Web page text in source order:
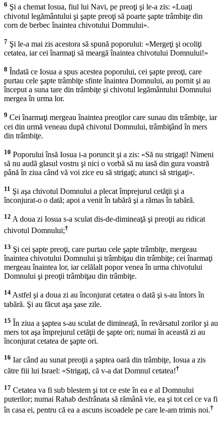
6 Şi a chemat Iosua, fiul lui Navi, pe preoţi şi le-a zis: «Luaţi
chivotul legământului şi şapte preoţi să poarte şapte trâmbiţe din
corn de berbec înaintea chivotului Domnului».
7 Şi le-a mai zis acestora să spună poporului: «Mergeţi şi ocoliţi
cetatea, iar cei înarmaţi să meargă înaintea chivotului Domnului!»
8 Îndată ce Iosua a spus acestea poporului, cei şapte preoţi, care
purtau cele şapte trâmbiţe sfinte înaintea Domnului, au pornit şi au
început a suna tare din trâmbiţe şi chivotul legământului Domnului
mergea în urma lor.
9 Cei înarmaţi mergeau înaintea preoţilor care sunau din trâmbiţe, iar
cei din urmă veneau după chivotul Domnului, trâmbiţând în mers
din trâmbiţe.
10 Poporului însă Iosua i-a poruncit şi a zis: «Să nu strigaţi! Nimeni
să nu audă glasul vostru şi nici o vorbă să nu iasă din gura voastră
până în ziua când vă voi zice eu să strigaţi; atunci să strigaţi».
11 Şi aşa chivotul Domnului a plecat împrejurul cetăţii şi a
înconjurat-o o dată; apoi a venit în tabără şi a rămas în tabără.
12 A doua zi Iosua s-a sculat dis-de-dimineaţă şi preoţii au ridicat
chivotul Domnului;†
13 Şi cei şapte preoţi, care purtau cele şapte trâmbiţe, mergeau
înaintea chivotului Domnului şi trâmbiţau din trâmbiţe; cei înarmaţi
mergeau înaintea lor, iar celălalt popor venea în urma chivotului
Domnului şi preoţii trâmbiţau din trâmbiţe.
14 Astfel şi a doua zi au înconjurat cetatea o dată şi s-au întors în
tabără. Şi au făcut aşa şase zile.
15 În ziua a şaptea s-au sculat de dimineaţă, în revărsatul zorilor şi au
mers tot aşa împrejurul cetăţii de şapte ori; numai în această zi au
înconjurat cetatea de şapte ori.
16 Iar când au sunat preoţii a şaptea oară din trâmbiţe, Iosua a zis
către fiii lui Israel: «Strigaţi, că v-a dat Domnul cetatea!†
17 Cetatea va fi sub blestem şi tot ce este în ea e al Domnului
puterilor; numai Rahab desfrânata să rămână vie, ea şi tot cel ce va fi
în casa ei, pentru că ea a ascuns iscoadele pe care le-am trimis noi.†